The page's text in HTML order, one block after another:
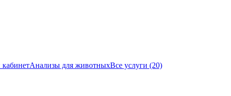
Анализы для животныхВсе услуги (20)